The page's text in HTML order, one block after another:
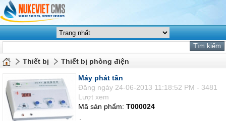
Thiết bị Thiết bị phòng điện
Máy phát tần
Đăng ngày 24-06-2013 11:18:52 PM - 3481
Lượt xem
Mã sản phẩm: T000024